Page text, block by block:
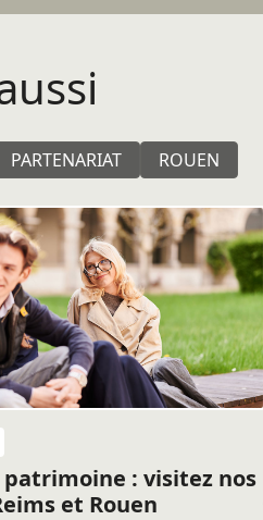
PARTENARIAT ROUEN
patrimoine : visitez nos
et Rouen